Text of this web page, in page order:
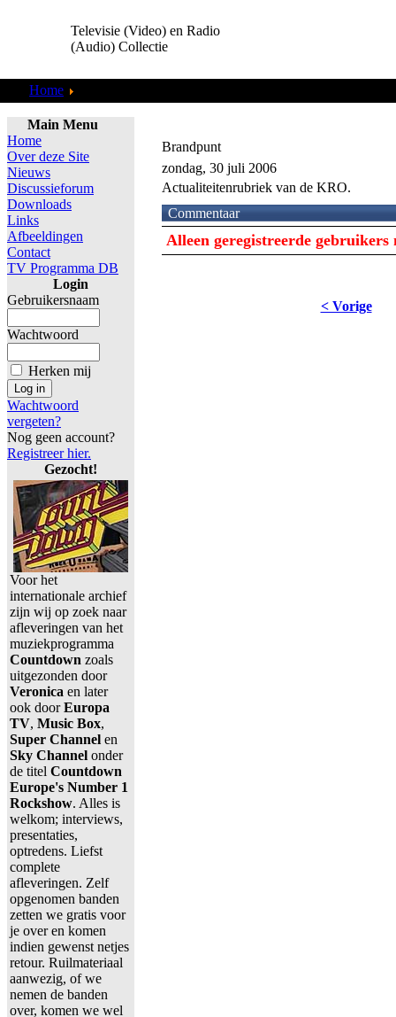
Televisie (Video) en Radio
(Audio) Collectie
Home
Main Menu
Home
Over deze Site
Nieuws
Discussieforum
Downloads
Links
Afbeeldingen
Contact
TV Programma DB
Login
Gebruikersnaam
Wachtwoord
Herken mij
Wachtwoord
vergeten?
Nog geen account?
Registreer hier.
Gezocht!
Voor het
internationale archief
zijn wij op zoek naar
afleveringen van het
muziekprogramma
Countdown zoals
uitgezonden door
Veronica en later
ook doorEuropa
TV, Music Box,
Super Channel en
Sky Channel onder
de titel Countdown
Europe's Number 1
Rockshow. Alles is
welkom; interviews,
presentaties,
optredens. Liefst
complete
afleveringen. Zelf
opgenomen banden
zetten we gratis voor
je over en komen
indien gewenst netjes
retour. Ruilmateriaal
aanwezig, of we
nemen de banden
over, komen we wel
Brandpunt
zondag, 30 juli 2006
Actualiteitenrubriek van de KRO.
Commentaar
Alleen geregistreerde gebruikers
< Vorige